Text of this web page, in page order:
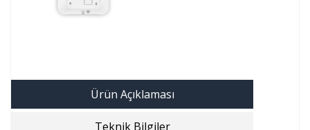
Ürün Açıklaması
Teknik Bilgiler